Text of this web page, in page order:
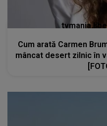
Cum arată Carmen
mâncat desert zilnic în